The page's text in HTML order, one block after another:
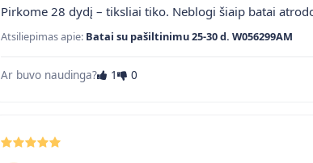
Pirkome 28 dydį – tiksliai tiko. Neblogi šiaip batai
Atsiliepimas apie: Batai su pašiltinimu 25-30 d. W056299AM
Ar buvo naudinga? 1 0